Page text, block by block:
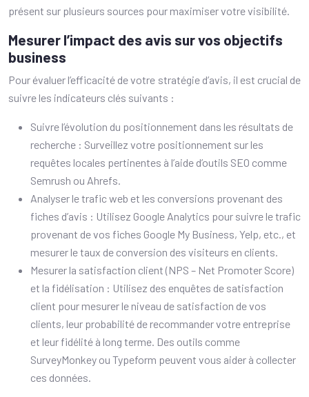
présent sur plusieurs sources pour maximiser votre visibilité.
Mesurer l’impact des avis sur vos objectifs
business
Pour évaluer l’efficacité de votre stratégie d’avis, il est crucial de
suivre les indicateurs clés suivants :
Suivre l’évolution du positionnement dans les résultats de
recherche : Surveillez votre positionnement sur les
requêtes locales pertinentes à l’aide d’outils SEO comme
Semrush ou Ahrefs.
Analyser le trafic web et les conversions provenant des
fiches d’avis : Utilisez Google Analytics pour suivre le trafic
provenant de vos fiches Google My Business, Yelp, etc., et
mesurer le taux de conversion des visiteurs en clients.
Mesurer la satisfaction client (NPS – Net Promoter Score)
et la fidélisation : Utilisez des enquêtes de satisfaction
client pour mesurer le niveau de satisfaction de vos
clients, leur probabilité de recommander votre entreprise
et leur fidélité à long terme. Des outils comme
SurveyMonkey ou Typeform peuvent vous aider à collecter
ces données.